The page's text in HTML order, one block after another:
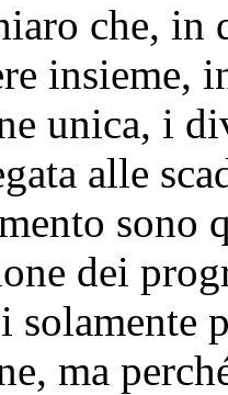
che, in
insieme,
unica, i
alle
sono
dei
solamente
ma